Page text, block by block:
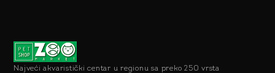
Najveći akvaristički centar u regionu sa preko 250 vrsta